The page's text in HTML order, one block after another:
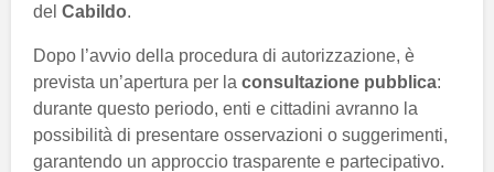
del Cabildo.
Dopo l’avvio della procedura di autorizzazione, è
prevista un’apertura per la consultazione pubblica:
durante questo periodo, enti e cittadini avranno la
possibilità di presentare osservazioni o suggerimenti,
garantendo un approccio trasparente e partecipativo.